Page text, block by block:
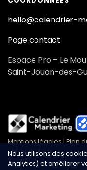
Nous utilisons des
Analytics) et améliorer
hello@calendrier-
Page contact
Espace Pro – Le
Saint-Jouan-des-
Mentions légales|Plan
SUIVEZ-NOUS !